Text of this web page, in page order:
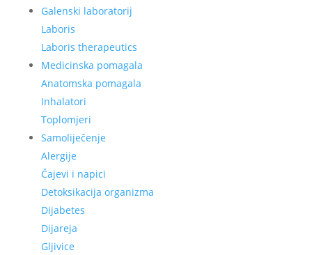
Galenski laboratorij
Laboris
Laboris therapeutics
Medicinska pomagala
Anatomska pomagala
Inhalatori
Toplomjeri
Samoliječenje
Alergije
Čajevi i napici
Detoksikacija organizma
Dijabetes
Dijareja
Gljivice